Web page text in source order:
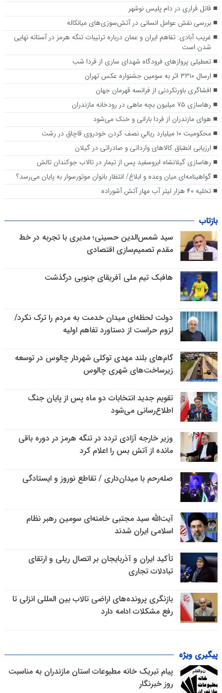
قاتل فراری در دام پلیس نوشهر
بررسی نقش عوامل انسانی در آتش‌سوزی‌های میانکاله
غریب آبادی: تفاهم ایران و عمان درباره ترتیبات تنگه هرمز در آستانه نهایی
شدن است
تعطیلی پرواز‌های فرودگاه شهدای ساری از فردا شب
ارسال ۳۳۱۰ اثر به سومین جشنواره عکس تهران
افشاگری باورنکردنی از فرانسه قهرمان جهان
رهاسازی ۷۵ میلیون بچه ماهی در رودخانه مازندران
هوای مازندران از فردا بارانی و خنک می‌شود
محکومیت ۱۰ میلیارد ریالیِ نصف کردن خودروی قاچاق در رشت
ارزیابی انطباق کالا‌های وارداتی و صادراتی در گیلان
رهاسازی گیلانشاه ابروسفید پس از تیمار در تالاب جوکندان تالش
گواهینامه‌ای میان وعده و ابلاغ/ انتظار بانوان موتورسوار به پایان می‌رسد؟
تخلیه ۴۰ هزار لیتر آب مهار آتش آشوراده
بازتاب
سید شمس‌الدین حسینی؛ مدیری با تجربه در خط
مقدم تصمیم‌سازی اقتصادی
هافبک تیم ملی آفریقای جنوبی درگذشت
دولت لحظه‌ای میدان خدمت به مردم را ترک نکرد/
لزوم حراست از دستاورد تفاهم اولیه
گام‌های بلند مهدی توکلی شهردار چالوس در توسعه
زیرساخت‌های شهری چالوس
تقویم جدید انتخابات دو ماه پس از پایان جنگ
اطلاع‌رسانی می‌شود
وزیر خارجه آزادی تردد در تنگه هرمز در دوره باقی
مانده از آتش بس را اعلام کرد
صله‌رحم با میدان‌داری / تقاطع نوروز و ایستادگی
آیت‌الله سید مجتبی خامنه‌ای سومین رهبر نظام
اسلامی ایران شدند
تأکید ایران و آذربایجان بر اتصال ریلی و ارتقای
تبادلات تجاری
بازنگری پرونده‌های اراضی تالاب بین المللی انزلی تا
رفع مشکلات ادامه دارد
پیگیری ویژه
پیام تبریک خانه مطبوعات استان مازندران به مناسبت
روز خبرنگار